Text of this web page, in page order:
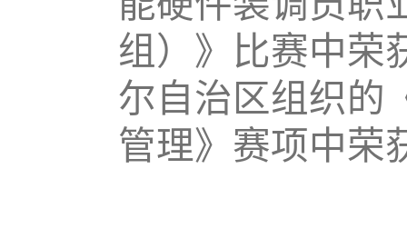
组）》比赛中荣
尔自治区组织的
管理》赛项中荣